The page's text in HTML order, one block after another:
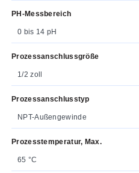
PH-Messbereich
0 bis 14 pH
Prozessanschlussgröße
1/2 zoll
Prozessanschlusstyp
NPT-Außengewinde
Prozesstemperatur, Max.
65 °C